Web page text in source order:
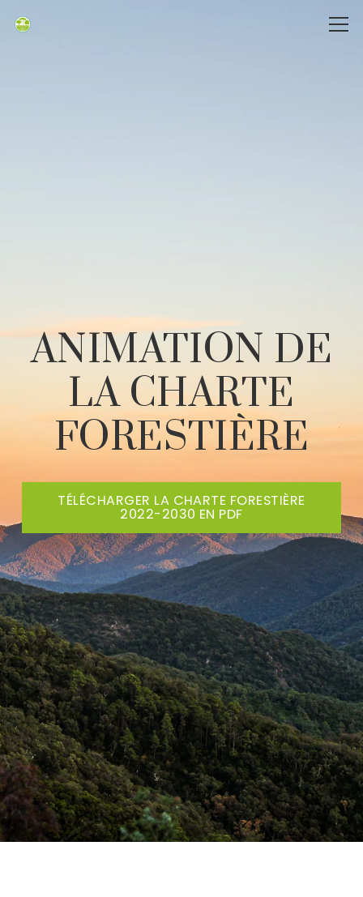
ANIMATION DE
LA CHARTE
FORESTIÈRE
TÉLÉCHARGER LA CHARTE FORESTIÈRE
2022-2030 EN PDF